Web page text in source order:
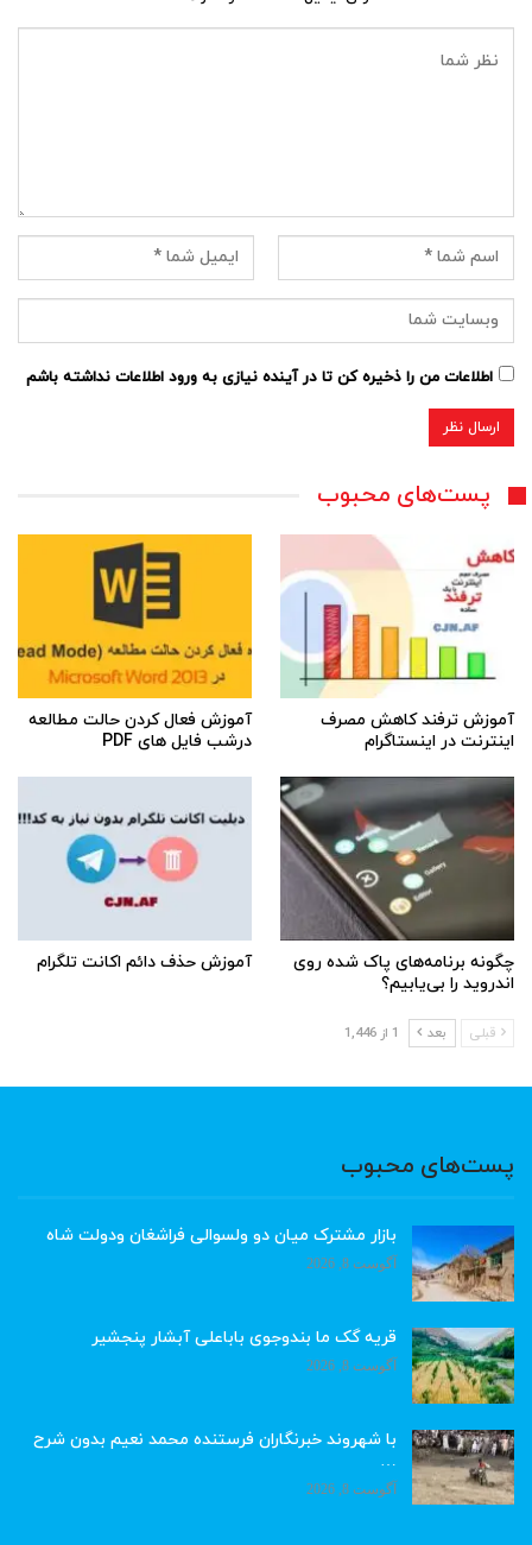
اطلاعات من را ذخیره کن تا در آینده نیازی به ورود اطلاعات نداشته باشم
پست‌های محبوب
آموزش ترفند کاهش مصرف
اینترنت در اینستاگرام
آموزش فعال کردن حالت مطالعه
درشب فایل های PDF
چگونه برنامه‌های پاک شده روی
اندروید را بی‌یابیم؟
آموزش حذف دائم اکانت تلگرام
قبلی بعد 1 از 1,446
پست‌های محبوب
بازار مشترک میان دو ولسوالی فراشغان ودولت شاه
آگوست 8, 2026
قریه گک ما بندوجوی باباعلی آبشار پنجشیر
آگوست 8, 2026
با شهروند خبرنگاران فرستنده محمد نعیم بدون شرح
…
آگوست 8, 2026